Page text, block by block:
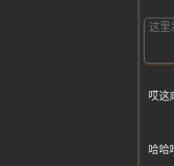
哎这
哈哈